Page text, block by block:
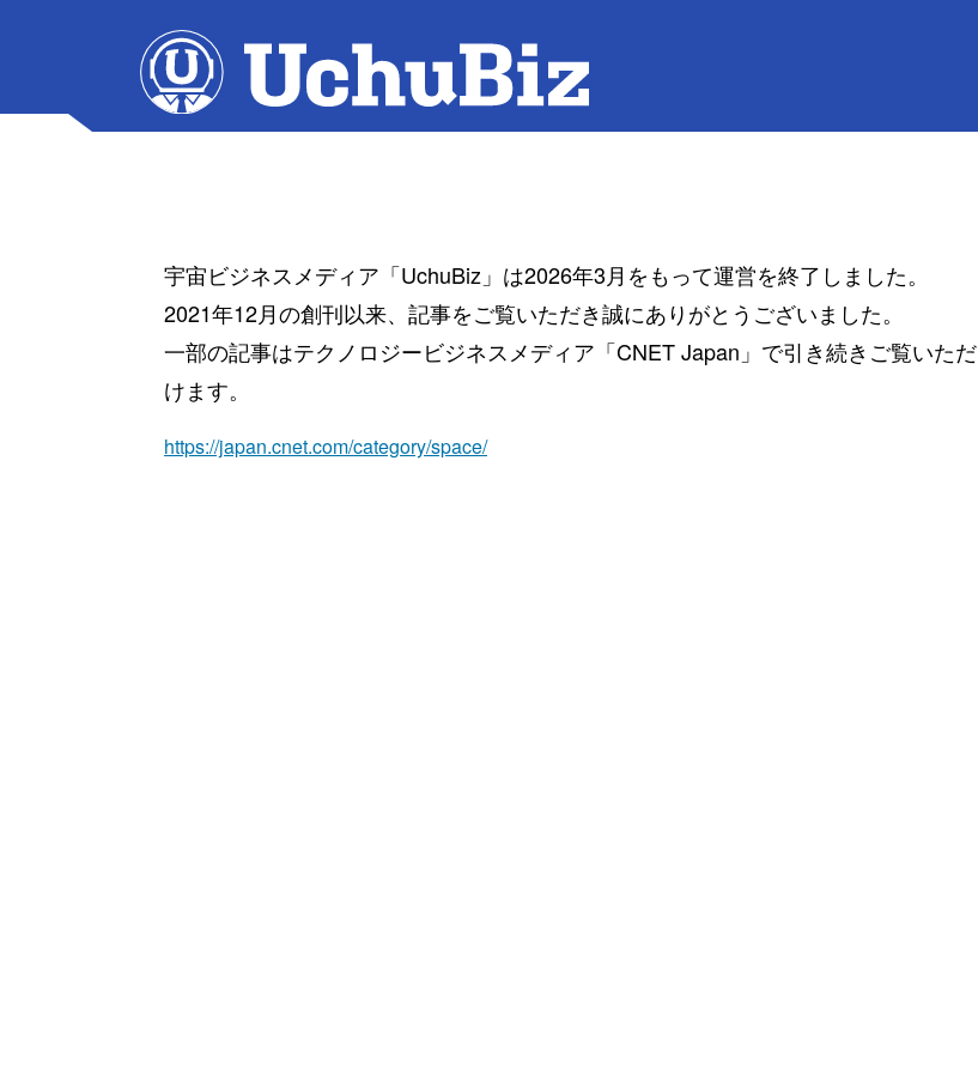
宇宙ビジネスメディア「UchuBiz」は2026年3月をもって運営を終了しました。
2021年12月の創刊以来、記事をご覧いただき誠にありがとうございました。
一部の記事はテクノロジービジネスメディア「CNET Japan」で引き続きご覧いただ
けます。
https://japan.cnet.com/category/space/